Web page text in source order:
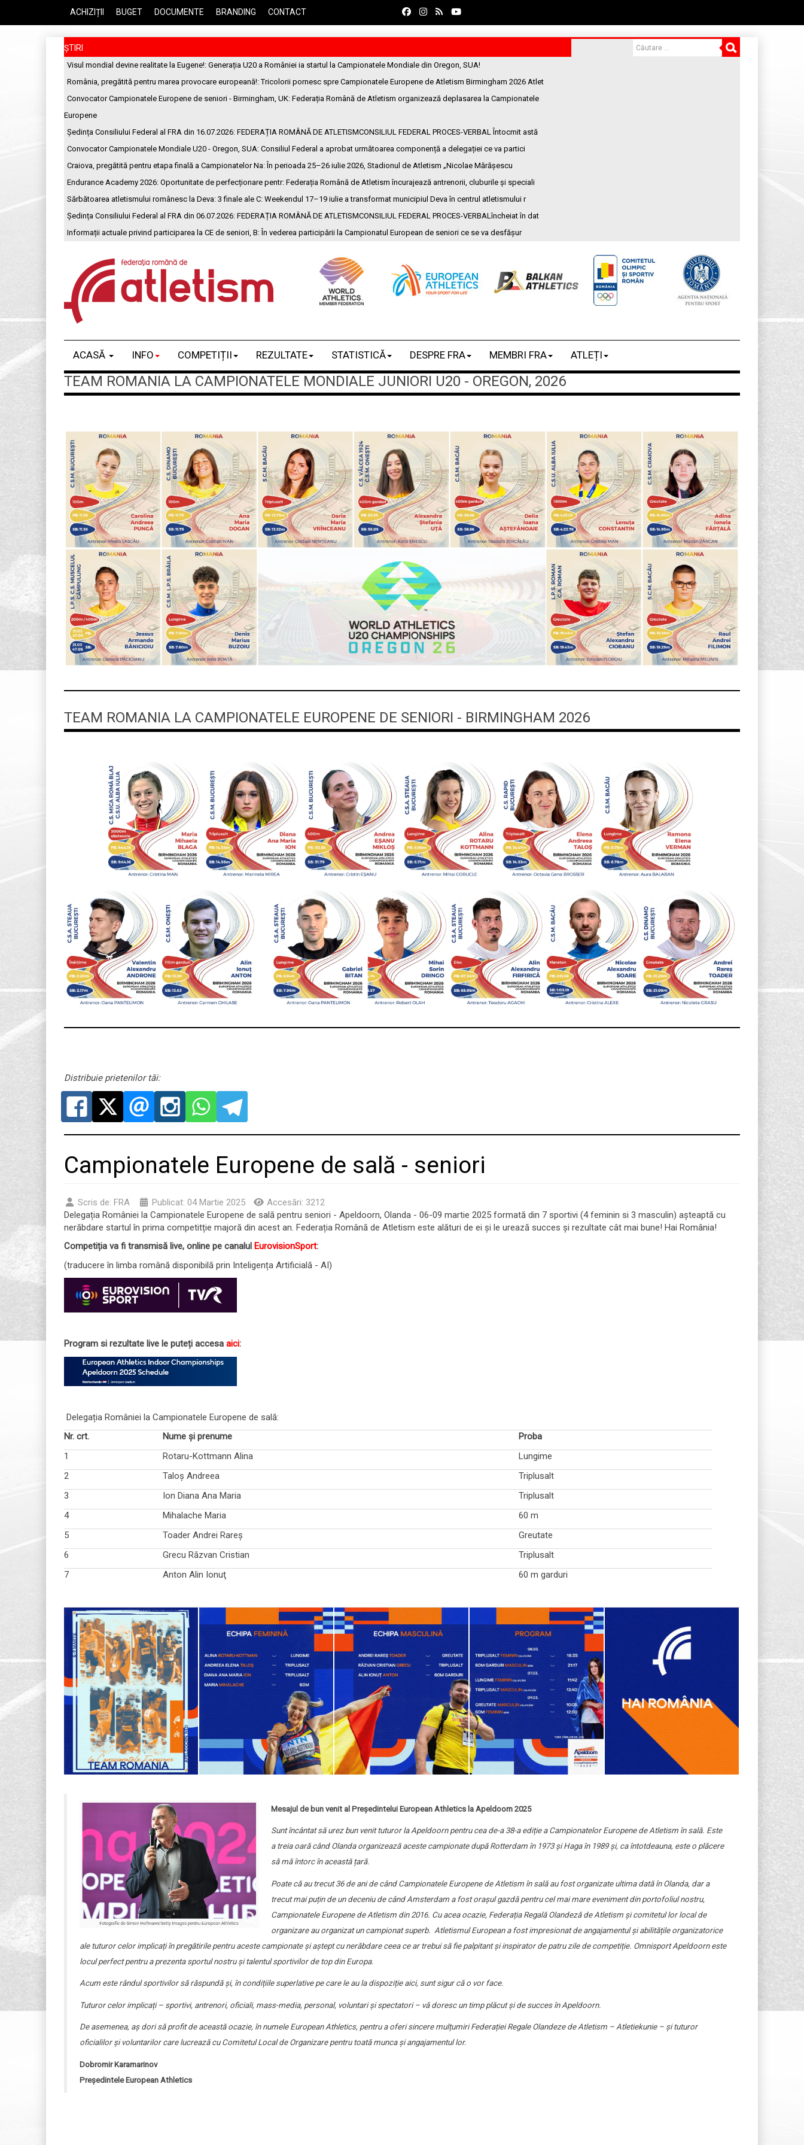
ACHIZIȚII BUGET DOCUMENTE BRANDING CONTACT
ȘTIRI
Visul mondial devine realitate la Eugene!: Generația U20 a României ia startul la Campionatele Mondiale din Oregon, SUA!
România, pregătită pentru marea provocare europeană!: Tricolorii pornesc spre Campionatele Europene de Atletism Birmingham 2026 Atlet
Convocator Campionatele Europene de seniori - Birmingham, UK: Federația Română de Atletism organizează deplasarea la Campionatele
Europene
Ședința Consiliului Federal al FRA din 16.07.2026: FEDERAȚIA ROMÂNĂ DE ATLETISMCONSILIUL FEDERAL PROCES-VERBAL Întocmit astă
Convocator Campionatele Mondiale U20 - Oregon, SUA: Consiliul Federal a aprobat următoarea componență a delegației ce va partici
Craiova, pregătită pentru etapa finală a Campionatelor Na: În perioada 25–26 iulie 2026, Stadionul de Atletism „Nicolae Mărășescu
Endurance Academy 2026: Oportunitate de perfecționare pentr: Federația Română de Atletism încurajează antrenorii, cluburile și speciali
Sărbătoarea atletismului românesc la Deva: 3 finale ale C: Weekendul 17–19 iulie a transformat municipiul Deva în centrul atletismului r
Ședința Consiliului Federal al FRA din 06.07.2026: FEDERAȚIA ROMÂNĂ DE ATLETISMCONSILIUL FEDERAL PROCES-VERBALîncheiat în dat
Informații actuale privind participarea la CE de seniori, B: În vederea participării la Campionatul European de seniori ce se va desfășur
ACASĂ INFO COMPETIȚII REZULTATE STATISTICĂ DESPRE FRA MEMBRI FRA ATLEȚI
TEAM ROMANIA LA CAMPIONATELE MONDIALE JUNIORI U20 - OREGON, 2026
TEAM ROMANIA LA CAMPIONATELE EUROPENE DE SENIORI - BIRMINGHAM 2026
Distribuie prietenilor tăi:
Campionatele Europene de sală - seniori
Scris de: FRA Publicat: 04 Martie 2025
Accesări: 3212
Delegația României la Campionatele Europene de sală pentru seniori - Apeldoorn, Olanda - 06-09 martie 2025 formată din 7 sportivi (4 feminin si 3 masculin) așteaptă cu
nerăbdare startul în prima competitție majoră din acest an. Federația Română de Atletism este alături de ei și le urează succes și rezultate cât mai bune! Hai România!
Competiția va fi transmisă live, online pe canalul EurovisionSport:
(traducere în limba română disponibilă prin Inteligența Artificială - AI)
Program si rezultate live le puteți accesa aici:
Delegația României la Campionatele Europene de sală:
Nr. crt.
Nume şi prenume
Proba
1
Rotaru-Kottmann Alina
Lungime
2
Taloş Andreea
Triplusalt
3
Ion Diana Ana Maria
Triplusalt
4
Mihalache Maria
60 m
5
Toader Andrei Rareş
Greutate
6
Grecu Răzvan Cristian
Triplusalt
7
Anton Alin Ionuţ 60 m garduri
Mesajul de bun venit al Președintelui European Athletics la Apeldoorn 2025
Sunt încântat să urez bun venit tuturor la Apeldoorn pentru cea de-a 38-a ediție a Campionatelor Europene de Atletism în sală. Este
a treia oară când Olanda organizează aceste campionate după Rotterdam în 1973 și Haga în 1989 și, ca întotdeauna, este o plăcere
să mă întorc în această țară.
Poate că au trecut 36 de ani de când Campionatele Europene de Atletism în sală au fost organizate ultima dată în Olanda, dar a
trecut mai puțin de un deceniu de când Amsterdam a fost orașul gazdă pentru cel mai mare eveniment din portofoliul nostru,
Campionatele Europene de Atletism din 2016. Cu acea ocazie, Federația Regală Olandeză de Atletism și comitetul lor local de
organizare au organizat un campionat superb. Atletismul European a fost impresionat de angajamentul și abilitățile organizatorice
ale tuturor celor implicați în pregătirile pentru aceste campionate și aștept cu nerăbdare ceea ce ar trebui să fie palpitant și inspirator de patru zile de competiție. Omnisport Apeldoorn este
locul perfect pentru a prezenta sportul nostru și talentul sportivilor de top din Europa.
Acum este rândul sportivilor să răspundă și, în condițiile superlative pe care le au la dispoziție aici, sunt sigur că o vor face.
Tuturor celor implicați – sportivi, antrenori, oficiali, mass-media, personal, voluntari și spectatori – vă doresc un timp plăcut și de succes în Apeldoorn.
De asemenea, aș dori să profit de această ocazie, în numele European Athletics, pentru a oferi sincere mulțumiri Federației Regale Olandeze de Atletism – Atletiekunie – și tuturor
oficialilor și voluntarilor care lucrează cu Comitetul Local de Organizare pentru toată munca și angajamentul lor.
Dobromir Karamarinov
Președintele European Athletics